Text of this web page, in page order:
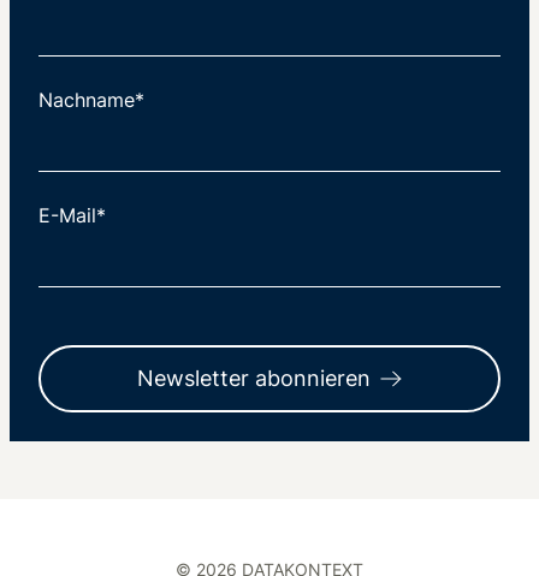
Nachname*
E-Mail*
Newsletter abonnieren
© 2026 DATAKONTEXT